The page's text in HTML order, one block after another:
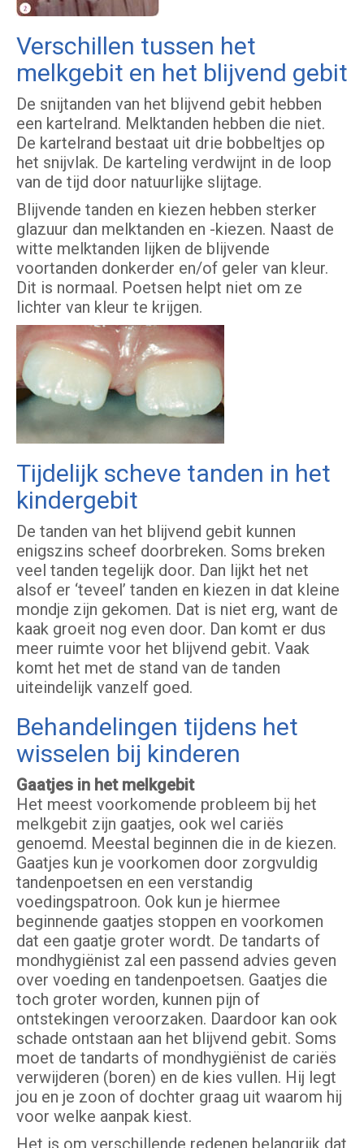
Verschillen tussen het
melkgebit en het blijvend gebit
De snijtanden van het blijvend gebit hebben
een kartelrand. Melktanden hebben die niet.
De kartelrand bestaat uit drie bobbeltjes op
het snijvlak. De karteling verdwijnt in de loop
van de tijd door natuurlijke slijtage.
Blijvende tanden en kiezen hebben sterker
glazuur dan melktanden en -kiezen. Naast de
witte melktanden lijken de blijvende
voortanden donkerder en/of geler van kleur.
Dit is normaal. Poetsen helpt niet om ze
lichter van kleur te krijgen.
Tijdelijk scheve tanden in het
kindergebit
De tanden van het blijvend gebit kunnen
enigszins scheef doorbreken. Soms breken
veel tanden tegelijk door. Dan lijkt het net
alsof er ‘teveel’ tanden en kiezen in dat kleine
mondje zijn gekomen. Dat is niet erg, want de
kaak groeit nog even door. Dan komt er dus
meer ruimte voor het blijvend gebit. Vaak
komt het met de stand van de tanden
uiteindelijk vanzelf goed.
Behandelingen tijdens het
wisselen bij kinderen
Gaatjes in het melkgebit
Het meest voorkomende probleem bij het
melkgebit zijn gaatjes, ook wel cariës
genoemd. Meestal beginnen die in de kiezen.
Gaatjes kun je voorkomen door zorgvuldig
tandenpoetsen en een verstandig
voedingspatroon. Ook kun je hiermee
beginnende gaatjes stoppen en voorkomen
dat een gaatje groter wordt. De tandarts of
mondhygiënist zal een passend advies geven
over voeding en tandenpoetsen. Gaatjes die
toch groter worden, kunnen pijn of
ontstekingen veroorzaken. Daardoor kan ook
schade ontstaan aan het blijvend gebit. Soms
moet de tandarts of mondhygiënist de cariës
verwijderen (boren) en de kies vullen. Hij legt
jou en je zoon of dochter graag uit waarom hij
voor welke aanpak kiest.